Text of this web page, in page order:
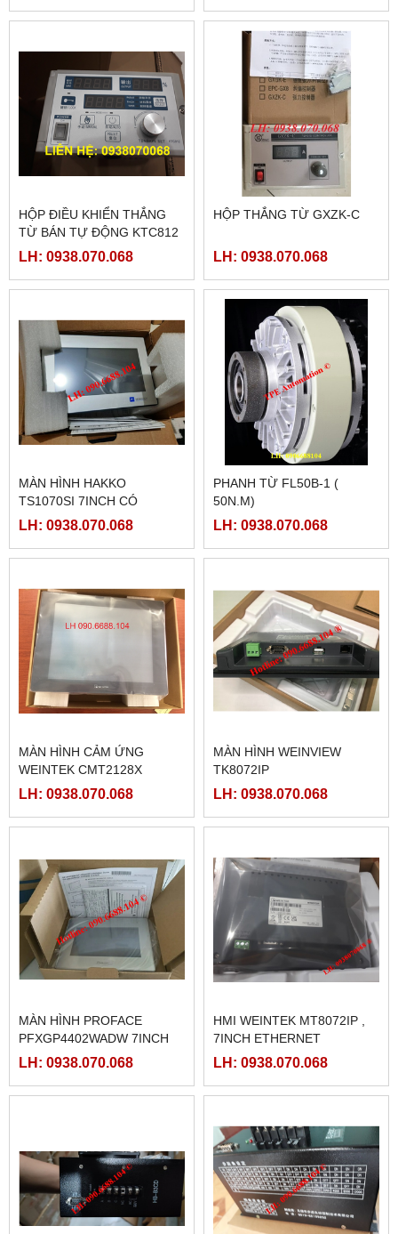
HỘP ĐIỀU KHIỂN THẮNG
TỪ BÁN TỰ ĐỘNG KTC812
LH: 0938.070.068
HỘP THẮNG TỪ GXZK-C
LH: 0938.070.068
MÀN HÌNH HAKKO
TS1070SI 7INCH CÓ
ETHERNET
LH: 0938.070.068
PHANH TỪ FL50B-1 (
50N.M)
LH: 0938.070.068
MÀN HÌNH CẢM ỨNG
WEINTEK CMT2128X
LH: 0938.070.068
MÀN HÌNH WEINVIEW
TK8072IP
LH: 0938.070.068
MÀN HÌNH PROFACE
PFXGP4402WADW 7INCH
LH: 0938.070.068
HMI WEINTEK MT8072IP ,
7INCH ETHERNET
LH: 0938.070.068